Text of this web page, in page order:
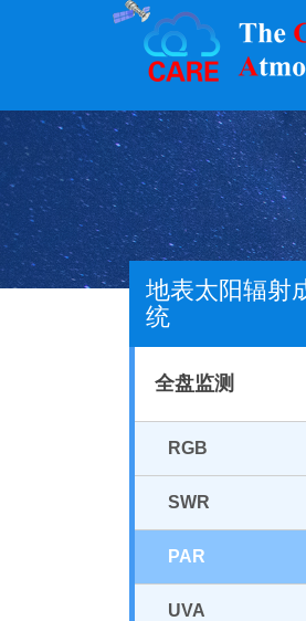
地表太阳辐射
统
全盘监测
RGB
SWR
PAR
UVA